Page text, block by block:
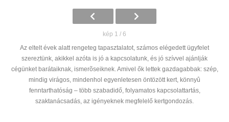
kép 1 / 6
Az eltelt évek alatt rengeteg tapasztalatot, számos elégedett ügyfelet
szereztünk, akikkel azóta is jó a kapcsolatunk, és jó szívvel ajánlják
cégünket barátaiknak, ismerõseiknek. Amivel ők lettek gazdagabbak: szép,
mindig virágos, mindenhol egyenletesen öntözött kert, könnyû
fenntarthatóság – több szabadidő, folyamatos kapcsolattartás,
szaktanácsadás, az igényeknek megfelelő kertgondozás.